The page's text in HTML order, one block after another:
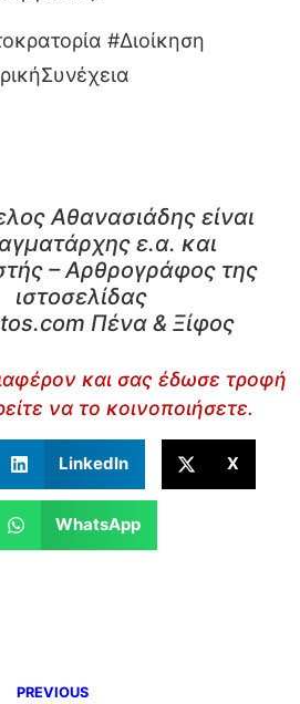
#Διοίκηση
Αθανασιάδης είναι
ε.α. και
– Αρθρογράφος της
ιστοσελίδας
Πένα & Ξίφος
και σας έδωσε τροφή
να το κοινοποιήσετε.
LinkedIn X
WhatsApp
PREVIOUS